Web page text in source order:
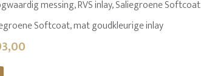
messing, RVS inlay, Saliegroene Softcoat
Softcoat, mat goudkleurige inlay